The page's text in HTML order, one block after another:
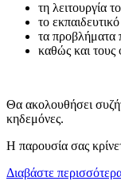
τη λειτουργία
το
τα προβλήματα
καθώς και τους
Θα ακολουθήσει
κηδεμόνες.
Η παρουσία σας
Διαβάστε